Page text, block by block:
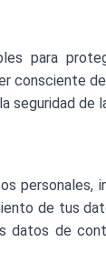
para
consciente
seguridad de
personales,
de tus
datos de